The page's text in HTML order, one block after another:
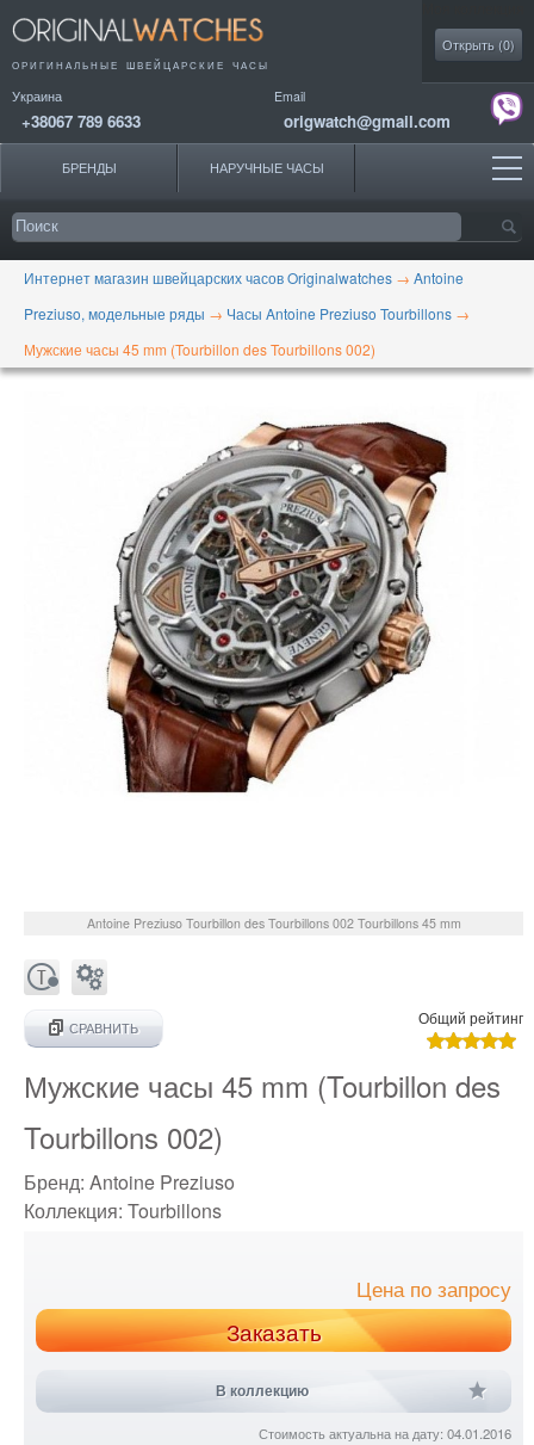
ОРИГИНАЛЬНЫЕ ШВЕЙЦАРСКИЕ ЧАСЫ
Украина
+38067 789 6633
Email
origwatch@gmail.com
Открыть (0)
БРЕНДЫ НАРУЧНЫЕ ЧАСЫ
Интернет магазин швейцарских часов Originalwatches → Antoine
Preziuso, модельные ряды → Часы Antoine Preziuso Tourbillons →
Мужские часы 45 mm (Tourbillon des Tourbillons 002)
Antoine Preziuso Tourbillon des Tourbillons 002 Tourbillons 45 mm
СРАВНИТЬ
Общий рейтинг
Мужские часы 45 mm (Tourbillon des
Tourbillons 002)
Бренд: Antoine Preziuso
Коллекция: Tourbillons
Цена по запросу
Заказать
В коллекцию
Стоимость актуальна на дату: 04.01.2016